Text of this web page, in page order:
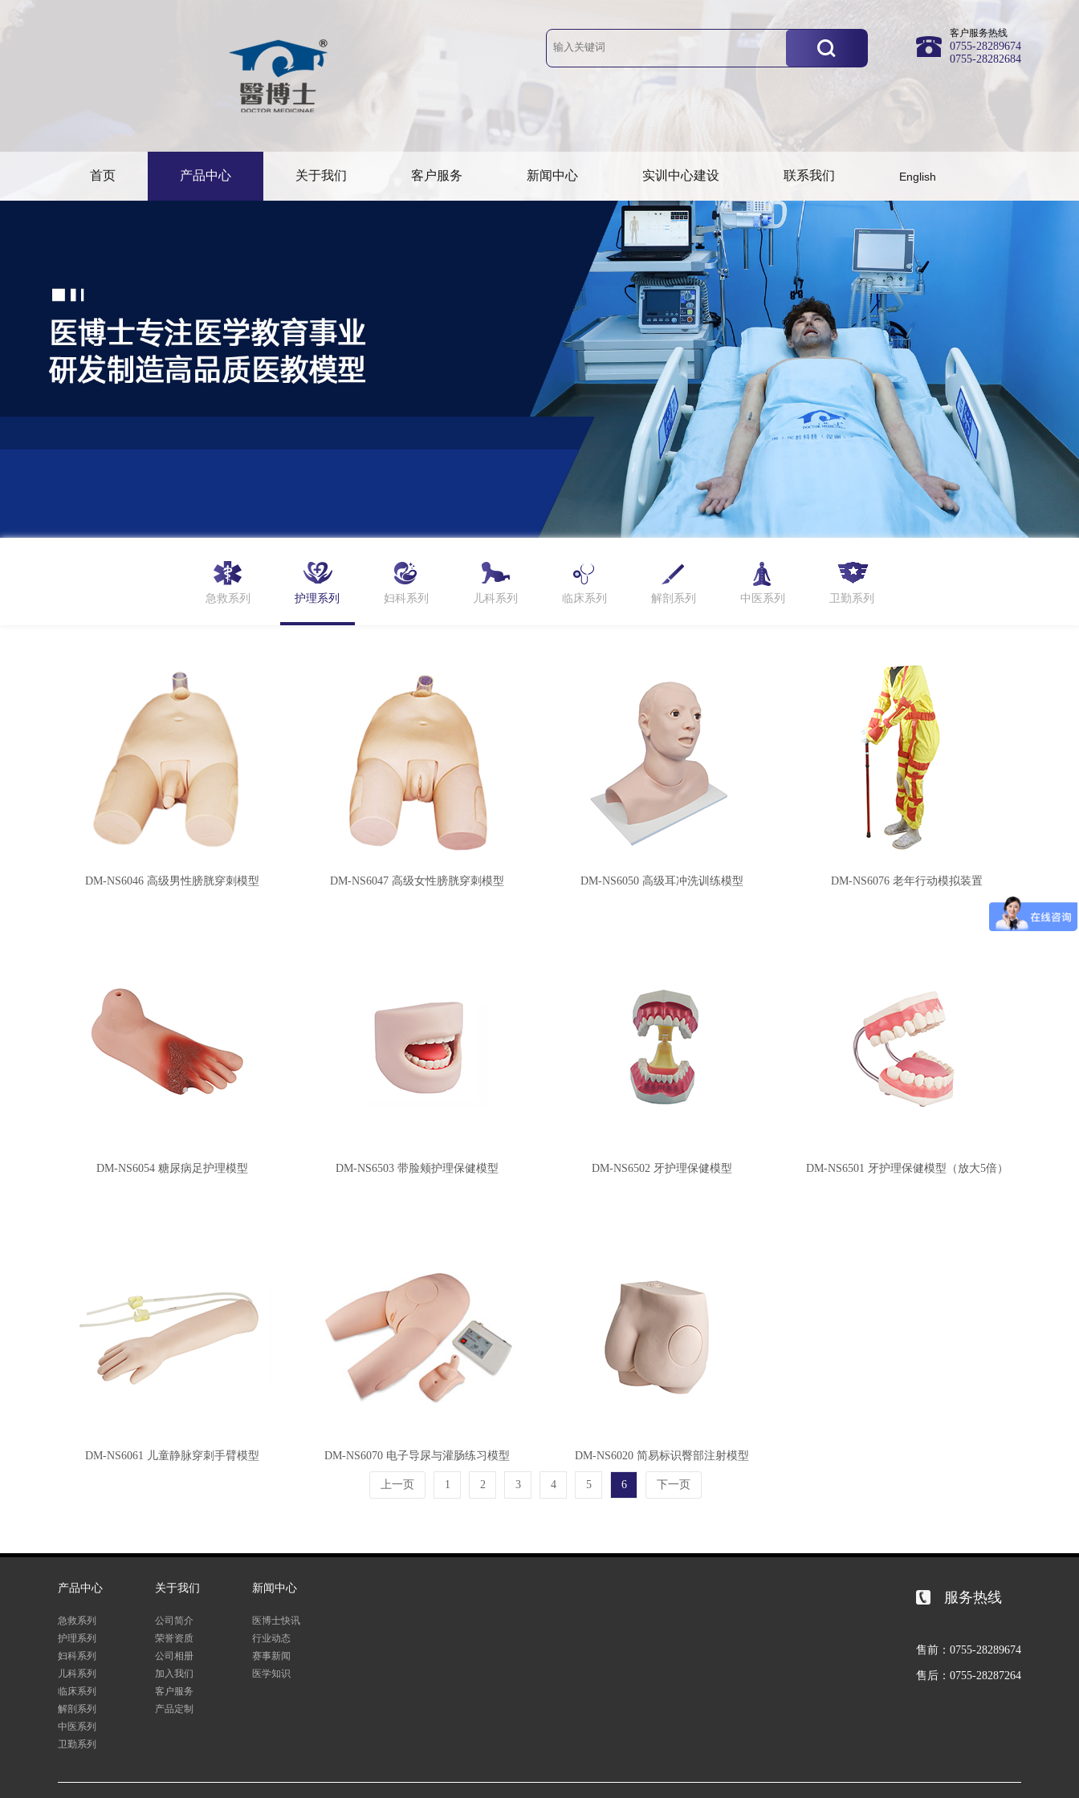
客户服务热线
0755-28289674
0755-28282684
首页 产品中心 关于我们 客户服务 新闻中心 实训中心建设 联系我们 English
急救系列 护理系列 妇科系列 儿科系列 临床系列 解剖系列 中医系列 卫勤系列
DM-NS6046 高级男性膀胱穿刺模型 DM-NS6047 高级女性膀胱穿刺模型 DM-NS6050 高级耳冲洗训练模型 DM-NS6076 老年行动模拟装置
DM-NS6054 糖尿病足护理模型 DM-NS6503 带脸颊护理保健模型 DM-NS6502 牙护理保健模型 DM-NS6501 牙护理保健模型（放大5倍）
DM-NS6061 儿童静脉穿刺手臂模型 DM-NS6070 电子导尿与灌肠练习模型 DM-NS6020 简易标识臀部注射模型
上一页 1 2 3 4 5 6 下一页
产品中心
急救系列
护理系列
妇科系列
儿科系列
临床系列
解剖系列
中医系列
卫勤系列
关于我们
公司简介
荣誉资质
公司相册
加入我们
客户服务
产品定制
新闻中心
医博士快讯
行业动态
赛事新闻
医学知识
服务热线
售前：0755-28289674
售后：0755-28287264